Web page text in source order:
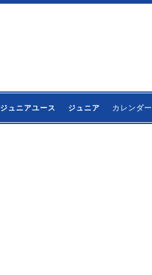
ジュニアユース ジュニア カレンダー